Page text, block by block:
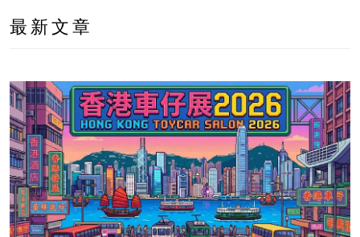
最新文章